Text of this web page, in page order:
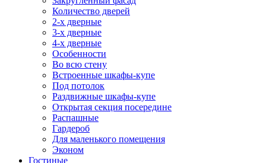
Количество дверей
2-х дверные
3-х дверные
4-х дверные
Особенности
Во всю стену
Встроенные шкафы-купе
Под потолок
Раздвижные шкафы-купе
Открытая секция посередине
Распашные
Гардероб
Для маленького помещения
Эконом
Гостиные